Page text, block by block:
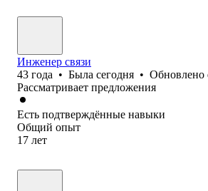
Инженер связи
43 года • Была сегодня • Обновлено
Рассматривает предложения
Есть подтверждённые навыки
Общий опыт
17 лет